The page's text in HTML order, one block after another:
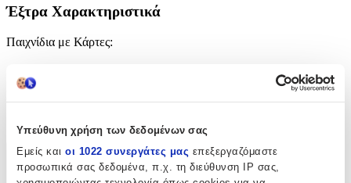
Υπεύθυνη χρήση των δεδομένων σας
Εμείς και οι 1022 συνεργάτες μας επεξεργαζόμαστε
προσωπικά σας δεδομένα, π.χ. τη διεύθυνση IP σας,
Έξτρα Χαρακτηριστικά
Παιχνίδια με Κάρτες:
Χαρακτηριστικά